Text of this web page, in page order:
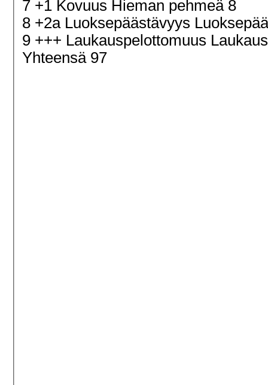
7 +1 Kovuus Hieman pehmeä 8
8 +2a Luoksepäästävyys
9 +++ Laukauspelottomuus
Yhteensä 97